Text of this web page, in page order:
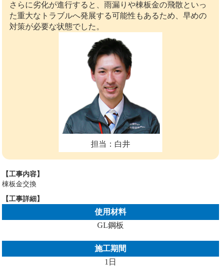
さらに劣化が進行すると、雨漏りや棟板金の飛散といっ
た重大なトラブルへ発展する可能性もあるため、早めの
対策が必要な状態でした。
担当：白井
【工事内容】
棟板金交換
【工事詳細】
使用材料
GL鋼板
施工期間
1日